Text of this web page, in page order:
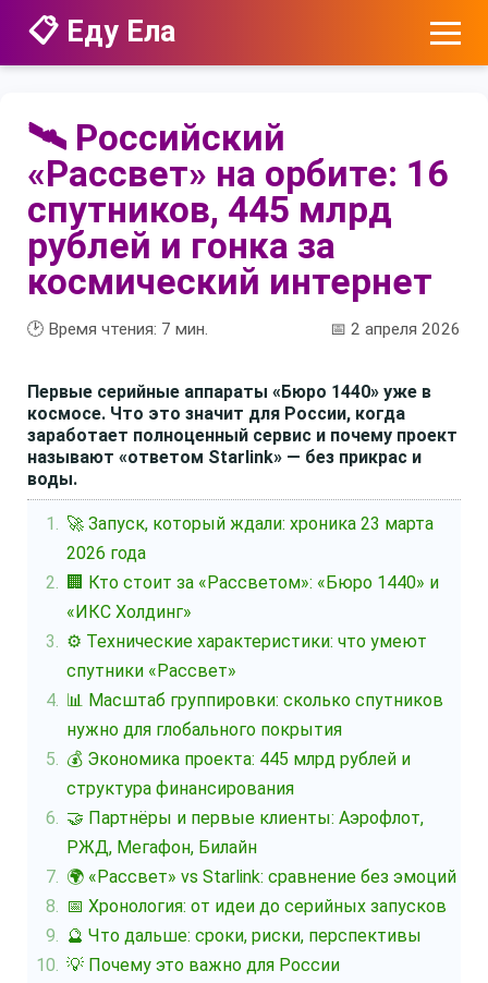
📋 Еду Ела
🛰️ Российский
«Рассвет» на орбите: 16
спутников, 445 млрд
рублей и гонка за
космический интернет
🕑 Время чтения: 7 мин. 📅 2 апреля 2026
Первые серийные аппараты «Бюро 1440» уже в
космосе. Что это значит для России, когда
заработает полноценный сервис и почему проект
называют «ответом Starlink» — без прикрас и
воды.
🚀 Запуск, который ждали: хроника 23 марта
2026 года
🏢 Кто стоит за «Рассветом»: «Бюро 1440» и
«ИКС Холдинг»
⚙️ Технические характеристики: что умеют
спутники «Рассвет»
📊 Масштаб группировки: сколько спутников
нужно для глобального покрытия
💰 Экономика проекта: 445 млрд рублей и
структура финансирования
🤝 Партнёры и первые клиенты: Аэрофлот,
РЖД, Мегафон, Билайн
🌍 «Рассвет» vs Starlink: сравнение без эмоций
📅 Хронология: от идеи до серийных запусков
🔮 Что дальше: сроки, риски, перспективы
💡 Почему это важно для России